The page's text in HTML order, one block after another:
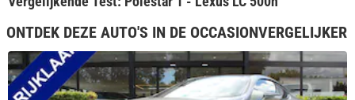
ONTDEK DEZE AUTO'S IN DE OCCASIONVERGELIJKER